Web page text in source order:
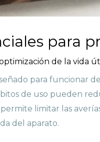
para
de la vida
para funcionar
de uso pueden
limitar las
del aparato.